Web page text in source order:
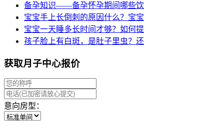
备孕知识——备孕怀孕期间哪些饮
宝宝手上长倒刺的原因什么？宝宝
宝宝一天睡多长时间才够？如何提
孩子脸上有白斑，是肚子里虫？还
获取月子中心报价
意向房型：